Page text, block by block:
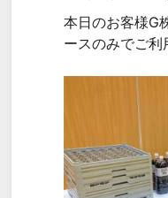
本日のお客様G
ースのみでご利